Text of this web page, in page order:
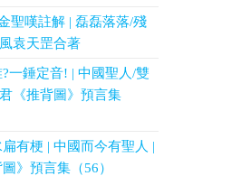
聖嘆註解 | 磊磊落落/殘
袁天罡合著
一錘定音! | 中國聖人/雙
《推背圖》預言集
有梗 | 中國而今有聖人 |
》預言集（56）